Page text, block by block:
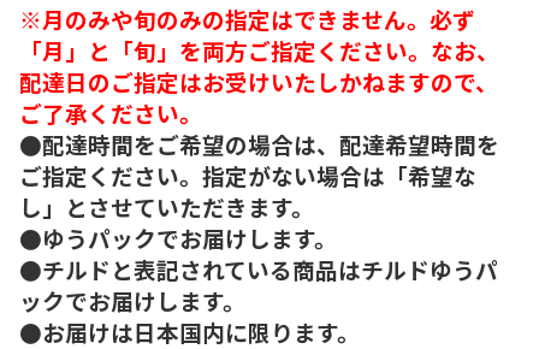
※月のみや旬のみの指定はできません。必ず
「月」と「旬」を両方ご指定ください。なお、
配達日のご指定はお受けいたしかねますので、
ご了承ください。
●配達時間をご希望の場合は、配達希望時間を
ご指定ください。指定がない場合は「希望な
し」とさせていただきます。
●ゆうパックでお届けします。
●チルドと表記されている商品はチルドゆうパ
ックでお届けします。
●お届けは日本国内に限ります。